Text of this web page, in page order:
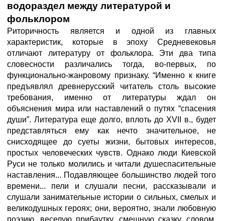
водораздел между литературой и
фольклором
Риторичность является и одной из главных
характеристик, которые в эпоху Средневековья
отличают литературу от фольклора. Эти два типа
словесности различались тогда, во-первых, по
функционально-жанровому признаку. “Именно к книге
предъявлял древнерусский читатель столь высокие
требования, именно от литературы ждал он
объяснения мира или наставлений о путях “спасения
души”. Литература еще долго, вплоть до XVII в., будет
представляться ему как нечто значительное, не
снисходящее до суеты жизни, бытовых интересов,
простых человеческих чувств. Однако люди Киевской
Руси не только молились и читали душеспасительные
наставления... Подавляющее большинство людей того
времени... пели и слушали песни, рассказывали и
слушали занимательные истории о сильных, смелых и
великодушных героях; они, вероятно, знали любовную
поэзию, веселую прибаутку, смешную сказку, словом,